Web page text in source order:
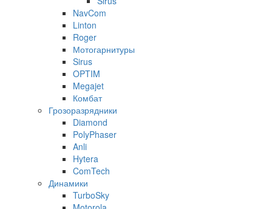
NavCom
Linton
Roger
Мотогарнитуры
Sirus
OPTIM
Megajet
Комбат
Грозоразрядники
Diamond
PolyPhaser
Anli
Hytera
ComTech
Динамики
TurboSky